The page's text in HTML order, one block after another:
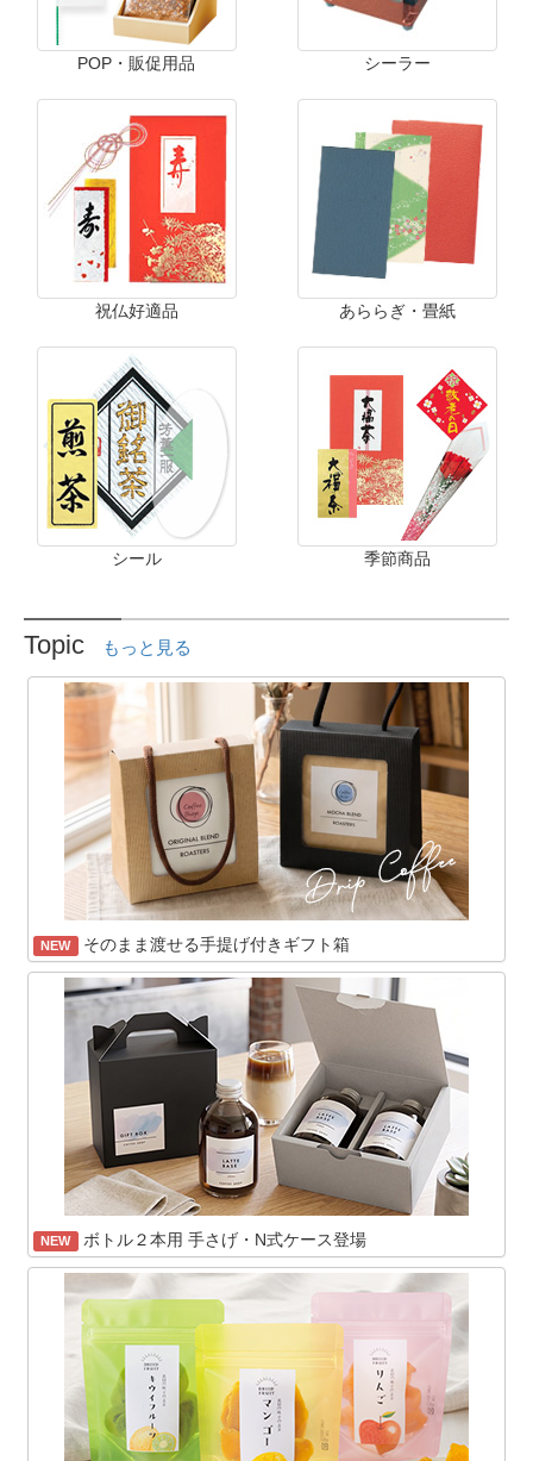
POP・販促用品 シーラー
祝仏好適品 あららぎ・畳紙
シール 季節商品
Topic もっと見る
NEW そのまま渡せる手提げ付きギフト箱
NEW ボトル２本用 手さげ・N式ケース登場